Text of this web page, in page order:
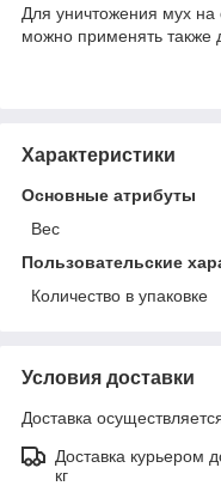
Для уничтожения мух на
можно применять также
Характеристики
Основные атрибуты
Вес
Пользовательские
Количество в упаковке
Условия доставки
Доставка
Доставка курьером
кг